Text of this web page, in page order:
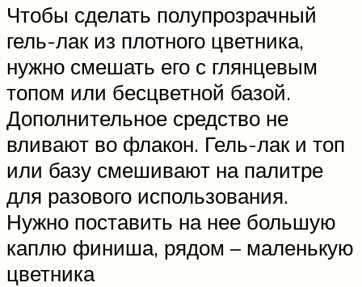
Чтобы сделать полупрозрачный
гель-лак из плотного цветника,
нужно смешать его с глянцевым
топом или бесцветной базой.
Дополнительное средство не
вливают во флакон. Гель-лак и топ
или базу смешивают на палитре
для разового использования.
Нужно поставить на нее большую
каплю финиша, рядом – маленькую
цветника